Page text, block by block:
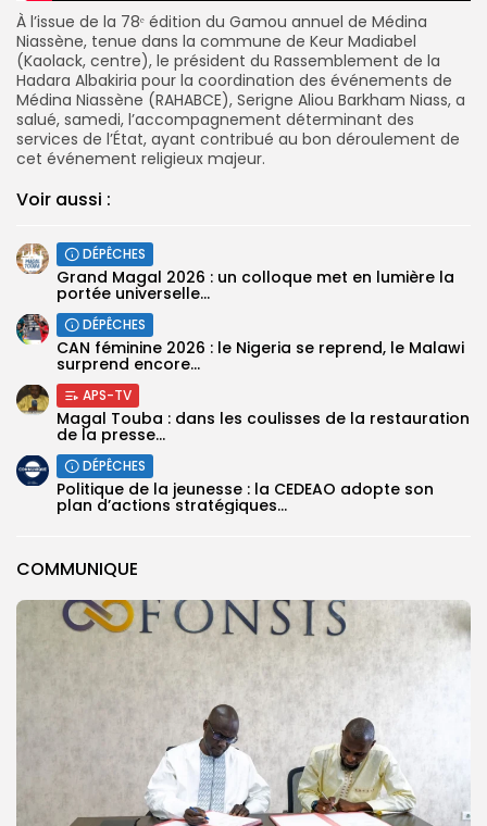
COMMUNIQUE
À l’issue de la 78ᵉ édition du Gamou annuel de Médina
Niassène, tenue dans la commune de Keur Madiabel
(Kaolack, centre), le président du Rassemblement de la
Hadara Albakiria pour la coordination des événements de
Médina Niassène (RAHABCE), Serigne Aliou Barkham Niass, a
salué, samedi, l’accompagnement déterminant des
services de l’État, ayant contribué au bon déroulement de
cet événement religieux majeur.
Voir aussi :
DÉPÊCHES
Grand Magal 2026 : un colloque met en lumière la
portée universelle...
DÉPÊCHES
‎CAN féminine 2026 : le Nigeria se reprend, le Malawi
surprend encore...
APS-TV
Magal Touba : dans les coulisses de la restauration
de la presse...
DÉPÊCHES
Politique de la jeunesse : la CEDEAO adopte son
plan d’actions stratégiques...